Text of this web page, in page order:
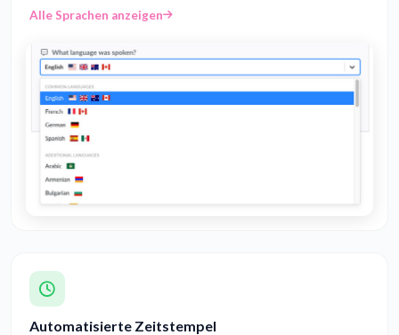
Alle Sprachen anzeigen
Automatisierte Zeitstempel